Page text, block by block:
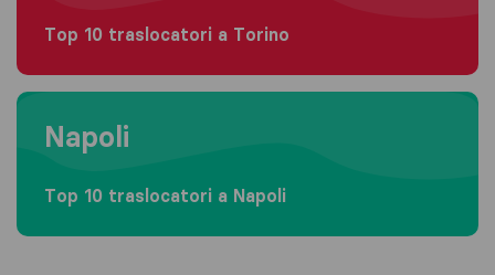
Top 10 traslocatori a Torino
Moving to Napoli
Napoli
Top 10 traslocatori a Napoli